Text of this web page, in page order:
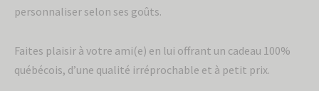
personnaliser selon ses goûts.
Faites plaisir à votre ami(e) en lui offrant un cadeau 100%
québécois, d’une qualité irréprochable et à petit prix.